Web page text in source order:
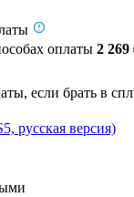
оплаты 2 269
если брать в
русская версия)